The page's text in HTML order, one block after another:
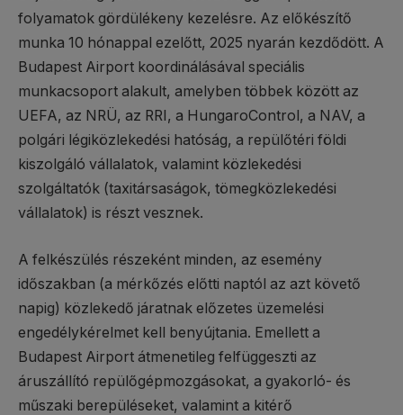
folyamatok gördülékeny kezelésre. Az előkészítő
munka 10 hónappal ezelőtt, 2025 nyarán kezdődött. A
Budapest Airport koordinálásával speciális
munkacsoport alakult, amelyben többek között az
UEFA, az NRÜ, az RRI, a HungaroControl, a NAV, a
polgári légiközlekedési hatóság, a repülőtéri földi
kiszolgáló vállalatok, valamint közlekedési
szolgáltatók (taxitársaságok, tömegközlekedési
vállalatok) is részt vesznek.
A felkészülés részeként minden, az esemény
időszakban (a mérkőzés előtti naptól az azt követő
napig) közlekedő járatnak előzetes üzemelési
engedélykérelmet kell benyújtania. Emellett a
Budapest Airport átmenetileg felfüggeszti az
áruszállító repülőgépmozgásokat, a gyakorló- és
műszaki berepüléseket, valamint a kitérő